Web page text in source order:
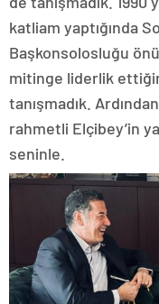
katliam yaptığında
Başkonsolosluğu
mitinge liderlik
tanışmadık.
rahmetli Elçibey’in
seninle.